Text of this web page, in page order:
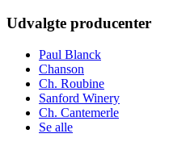
Udvalgte producenter
Paul Blanck
Chanson
Ch. Roubine
Sanford Winery
Ch. Cantemerle
Se alle